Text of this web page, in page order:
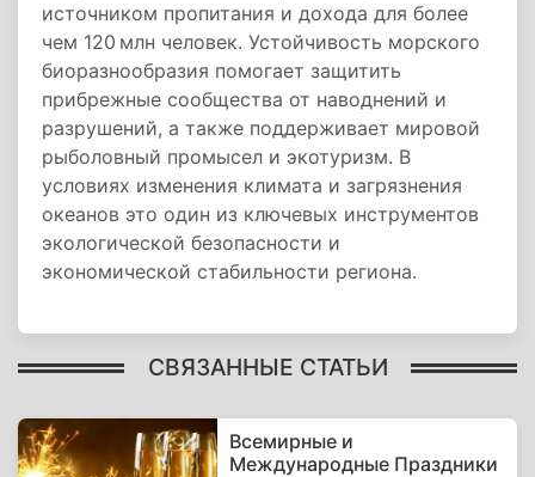
источником пропитания и дохода для более
чем 120 млн человек. Устойчивость морского
биоразнообразия помогает защитить
прибрежные сообщества от наводнений и
разрушений, а также поддерживает мировой
рыболовный промысел и экотуризм. В
условиях изменения климата и загрязнения
океанов это один из ключевых инструментов
экологической безопасности и
экономической стабильности региона.
СВЯЗАННЫЕ СТАТЬИ
Всемирные и
Международные Праздники